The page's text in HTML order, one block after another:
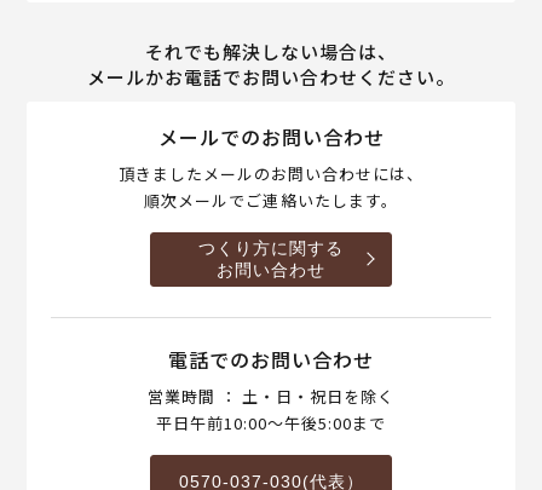
それでも解決しない場合は、
メールかお電話でお問い合わせください。
メールでのお問い合わせ
頂きましたメールのお問い合わせには、
順次メールでご連絡いたします。
つくり方に関する
お問い合わせ
電話でのお問い合わせ
営業時間 ： 土・日・祝日を除く
平日午前10:00～午後5:00まで
0570-037-030(代表）